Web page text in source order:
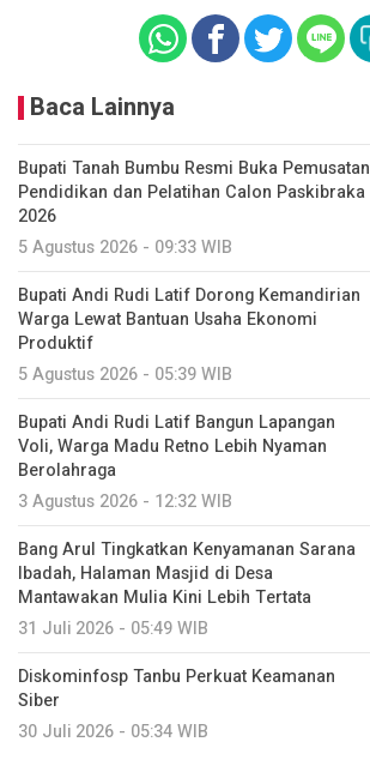
Baca Lainnya
Bupati Tanah Bumbu Resmi Buka Pemusatan
Pendidikan dan Pelatihan Calon Paskibraka
2026
5 Agustus 2026 - 09:33 WIB
Bupati Andi Rudi Latif Dorong Kemandirian
Warga Lewat Bantuan Usaha Ekonomi
Produktif
5 Agustus 2026 - 05:39 WIB
Bupati Andi Rudi Latif Bangun Lapangan
Voli, Warga Madu Retno Lebih Nyaman
Berolahraga
3 Agustus 2026 - 12:32 WIB
Bang Arul Tingkatkan Kenyamanan Sarana
Ibadah, Halaman Masjid di Desa
Mantawakan Mulia Kini Lebih Tertata
31 Juli 2026 - 05:49 WIB
Diskominfosp Tanbu Perkuat Keamanan
Siber
30 Juli 2026 - 05:34 WIB